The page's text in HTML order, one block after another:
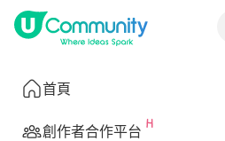
首頁
創作者合作平台